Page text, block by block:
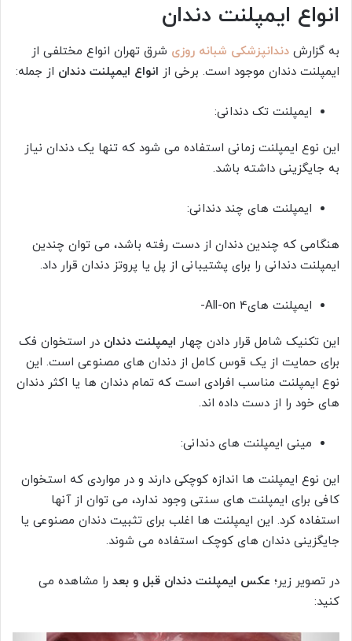
انواع ایمپلنت دندان
به گزارش دندانپزشکی شبانه روزی شرق تهران انواع مختلفی از
ایمپلنت دندان موجود است. برخی از انواع ایمپلنت دندان از جمله:
ایمپلنت تک دندانی:
این نوع ایمپلنت زمانی استفاده می شود که تنها یک دندان نیاز
به جایگزینی داشته باشد.
ایمپلنت های چند دندانی:
هنگامی که چندین دندان از دست رفته باشد، می توان چندین
ایمپلنت دندانی را برای پشتیبانی از پل یا پروتز دندان قرار داد.
ایمپلنت های4 All-on-
این تکنیک شامل قرار دادن چهار ایمپلنت دندان در استخوان فک
برای حمایت از یک قوس کامل از دندان های مصنوعی است. این
نوع ایمپلنت مناسب افرادی است که تمام دندان ها یا اکثر دندان
های خود را از دست داده اند.
مینی ایمپلنت های دندانی:
این نوع ایمپلنت ها اندازه کوچکی دارند و در مواردی که استخوان
کافی برای ایمپلنت های سنتی وجود ندارد، می توان از آنها
استفاده کرد. این ایمپلنت ها اغلب برای تثبیت دندان مصنوعی یا
جایگزینی دندان های کوچک استفاده می شوند.
در تصویر زیر؛ عکس ایمپلنت دندان قبل و بعد را مشاهده می
کنید: